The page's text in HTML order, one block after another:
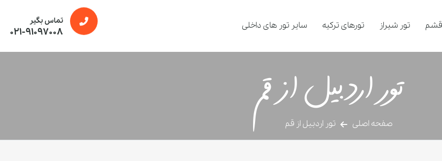
قشم تور شیراز تورهای ترکیه سایر تور های داخلی تماس بگیر
021-91097008
تور اردبیل از قم
صفحه اصلی تور اردبیل از قم